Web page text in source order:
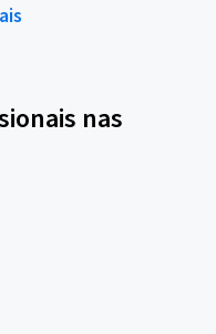
nas